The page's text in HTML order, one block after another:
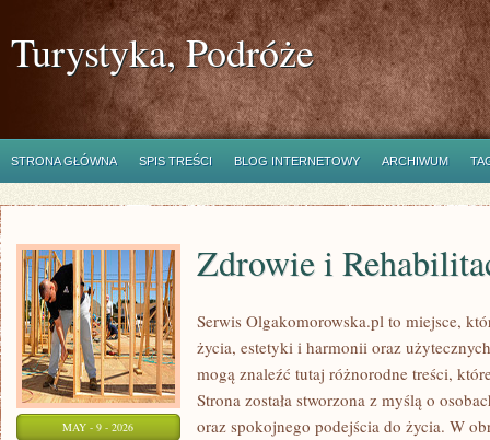
Turystyka, Podróże
STRONA GŁÓWNA SPIS TREŚCI BLOG INTERNETOWY ARCHIWUM
MAY - 9 - 2026
Zdrowie i
Serwis Olgakomorowska.pl to miejsce,
życia, estetyki i harmonii oraz
mogą znaleźć tutaj różnorodne treści,
Strona została stworzona z myślą o
oraz spokojnego podejścia do życia. W